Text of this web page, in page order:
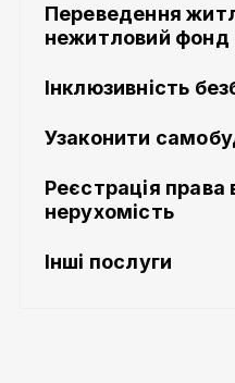
Переведення
нежитловий фонд
Інклюзивність
Узаконити
Реєстрація права
нерухомість
Інші послуги